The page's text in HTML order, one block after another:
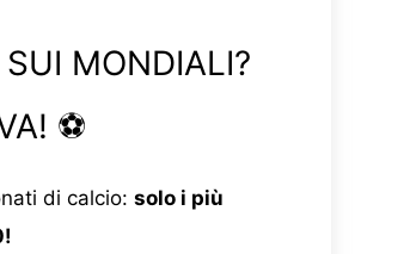
MONDIALI?
⚽
di calcio: solo i più